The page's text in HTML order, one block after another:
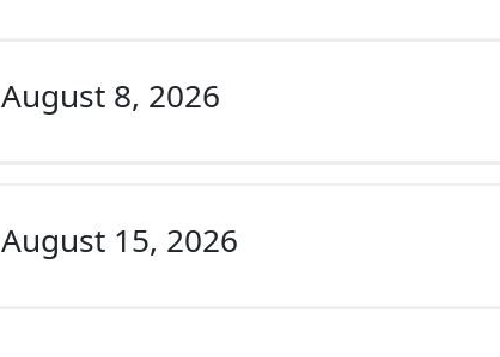
August 8, 2026
August 15, 2026